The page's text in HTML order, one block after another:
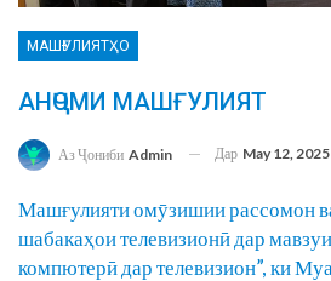
МАШҒУЛИЯТҲО
АНҶОМИ МАШҒУЛИЯТ
Аз Ҷониби Admin Дар May 12, 2025
Машғулияти омӯзишии рассомон
шабакаҳои телевизионӣ дар
компютерӣ дар телевизион”, ки